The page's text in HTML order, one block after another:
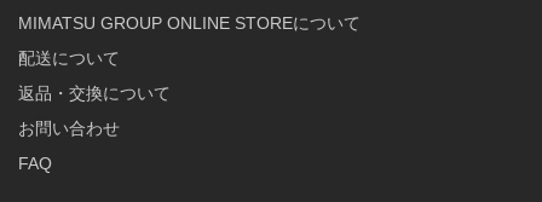
MIMATSU GROUP ONLINE STOREについて
配送について
返品・交換について
お問い合わせ
FAQ